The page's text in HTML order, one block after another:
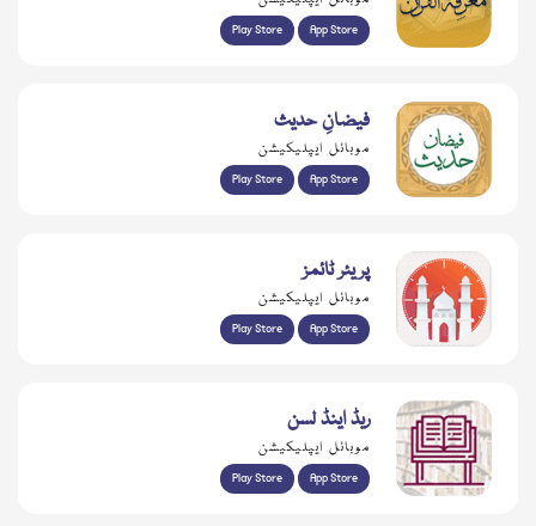
Play Store App Store
فیضانِ حدیث
موبائل ایپلیکیشن
Play Store App Store
پریئر ٹائمز
موبائل ایپلیکیشن
Play Store App Store
ریڈ اینڈ لسن
موبائل ایپلیکیشن
Play Store App Store